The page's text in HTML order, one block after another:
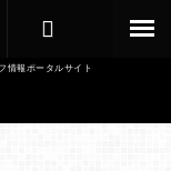
情報ポータルサイト